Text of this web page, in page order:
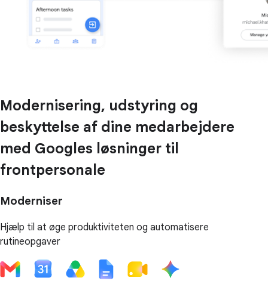
Modernisering, udstyring og
beskyttelse af dine medarbejdere
med Googles løsninger til
frontpersonale
Moderniser
Hjælp til at øge produktiviteten og automatisere
rutineopgaver